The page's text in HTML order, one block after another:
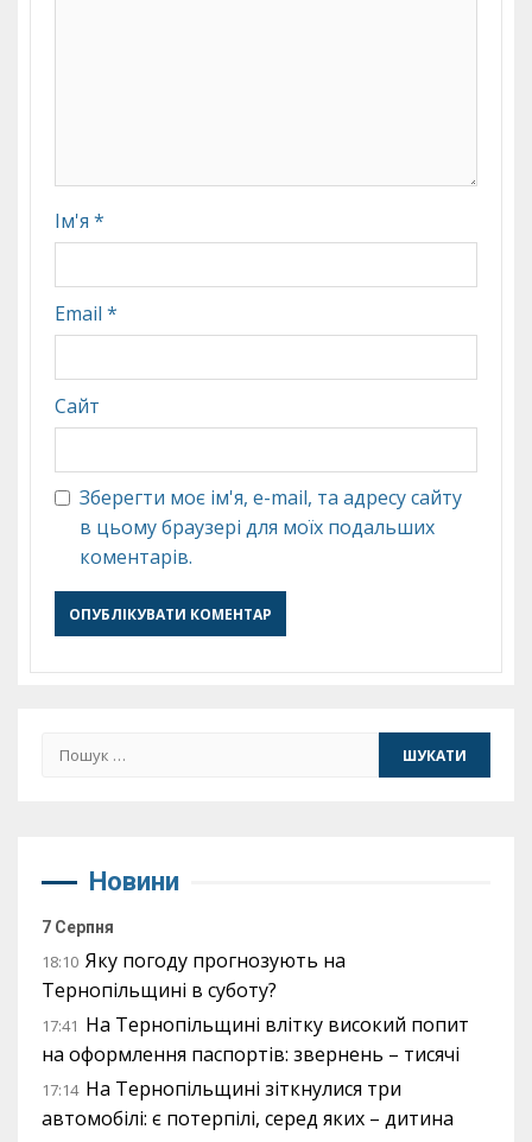
Ім'я *
Email *
Сайт
Зберегти моє ім'я, e-mail, та адресу сайту
в цьому браузері для моїх подальших
коментарів.
Пошук:
Новини
7 Серпня
18:10 Яку погоду прогнозують на
Тернопільщині в суботу?
17:41 На Тернопільщині влітку високий попит
на оформлення паспортів: звернень – тисячі
17:14 На Тернопільщині зіткнулися три
автомобілі: є потерпілі, серед яких – дитина